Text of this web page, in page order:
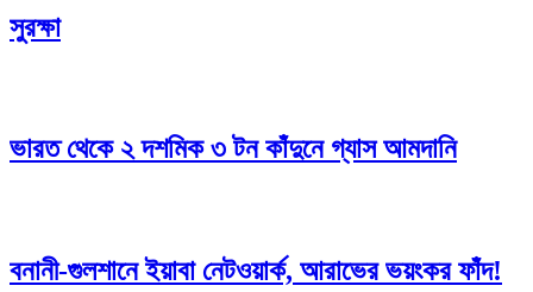
সুরক্ষা
ভারত থেকে ২ দশমিক ৩ টন কাঁদুনে গ্যাস আমদানি
বনানী-গুলশানে ইয়াবা নেটওয়ার্ক, আরাভের ভয়ংকর ফাঁদ!